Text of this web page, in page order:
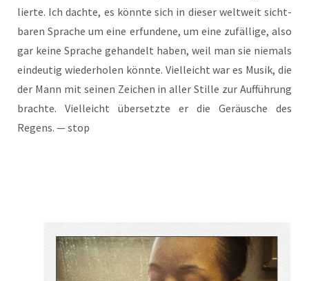
lier­te. Ich dach­te, es könn­te sich in die­ser welt­weit sicht­
ba­ren Spra­che um eine erfun­de­ne, um eine zufäl­li­ge, also
gar kei­ne Spra­che gehan­delt haben, weil man sie nie­mals
ein­deu­tig wie­der­ho­len könn­te. Viel­leicht war es Musik, die
der Mann mit sei­nen Zei­chen in aller Stil­le zur Auf­füh­rung
brach­te. Viel­leicht über­setz­te er die Geräu­sche des
Regens. — stop